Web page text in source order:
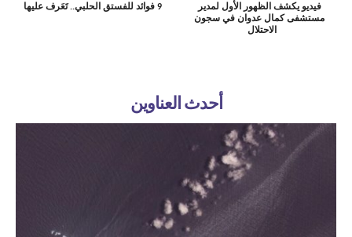
9 فوائد للفستق الحلبي.. تَعَرف عليها
فيديو يكشف الظهور الأول لمدير
مستشفى كمال عدوان في سجون
الاحتلال
أحدث العناوين